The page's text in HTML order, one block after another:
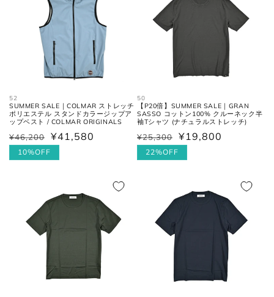
52
SUMMER SALE｜COLMAR ストレッチ
ポリエステル スタンドカラージップア
ップベスト / COLMAR ORIGINALS
通
常
¥46,200
セ
ー
¥41,580
10%OFF
50
【P20倍】SUMMER SALE｜GRAN
SASSO コットン100% クルーネック半
袖Tシャツ (ナチュラルストレッチ)
通
常
¥25,300
セ
ー
¥19,800
22%OFF
裾幅 裾の端と端を結んだ長さ。
ネクタイ
全長 大剣と小剣の先端を結んだ長さ。
大剣幅 大剣の剣先幅。
シューズ
アウトソールに沿って前後の先端
を結んだ長さ。